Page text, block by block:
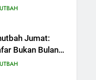
Pengaruhnya
Jumat:
Bukan Bulan